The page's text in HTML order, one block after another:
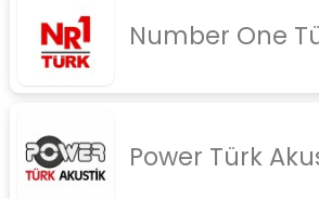
Number One
Power Türk